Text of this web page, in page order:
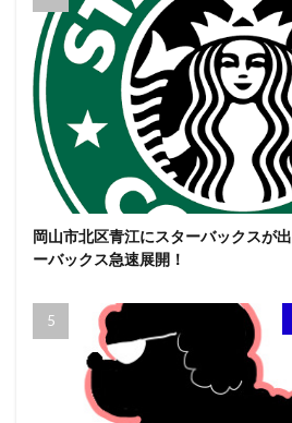
岡山市北区青江にスターバックスが
ーバックス急速展開！